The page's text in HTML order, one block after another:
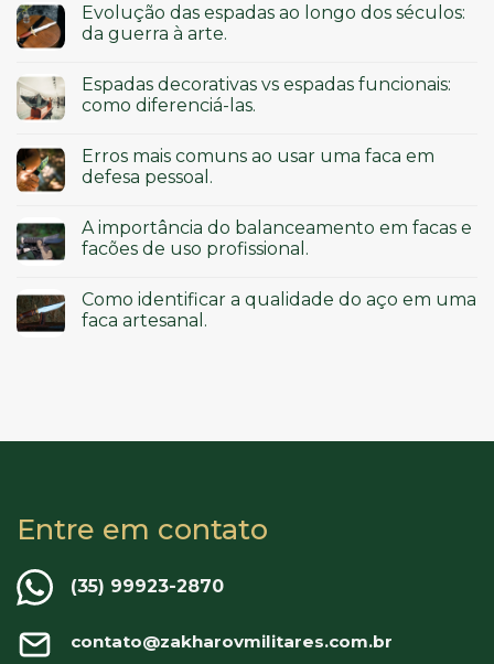
Evolução das espadas ao longo dos séculos:
da guerra à arte.
Espadas decorativas vs espadas funcionais:
como diferenciá-las.
Erros mais comuns ao usar uma faca em
defesa pessoal.
A importância do balanceamento em facas e
facões de uso profissional.
Como identificar a qualidade do aço em uma
faca artesanal.
Entre em contato
(35) 99923-2870
contato@zakharovmilitares.com.br